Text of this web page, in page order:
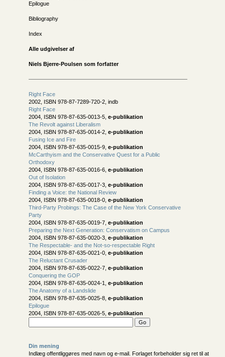
Epilogue
Bibliography
Index
Alle udgivelser af
Niels Bjerre-Poulsen som forfatter
Right Face
2002, ISBN 978-87-7289-720-2, indb
Right Face
2004, ISBN 978-87-635-0013-5, e-publikation
The Revolt against Liberalism
2004, ISBN 978-87-635-0014-2, e-publikation
Fusing Ice and Fire
2004, ISBN 978-87-635-0015-9, e-publikation
McCarthyism and the Conservative Quest for a Public
Orthodoxy
2004, ISBN 978-87-635-0016-6, e-publikation
Out of Isolation
2004, ISBN 978-87-635-0017-3, e-publikation
Finding a Voice: the National Review
2004, ISBN 978-87-635-0018-0, e-publikation
Third-Party Probings: The Case of the New York Conservative
Party
2004, ISBN 978-87-635-0019-7, e-publikation
Preparing the Next Generation: Conservatism on Campus
2004, ISBN 978-87-635-0020-3, e-publikation
The Respectable- and the Not-so-respectable Right
2004, ISBN 978-87-635-0021-0, e-publikation
The Reluctant Crusader
2004, ISBN 978-87-635-0022-7, e-publikation
Conquering the GOP
2004, ISBN 978-87-635-0024-1, e-publikation
The Anatomy of a Landslide
2004, ISBN 978-87-635-0025-8, e-publikation
Epilogue
2004, ISBN 978-87-635-0026-5, e-publikation
Din mening
Indlæg offentliggøres med navn og e-mail. Forlaget forbeholder sig ret til at